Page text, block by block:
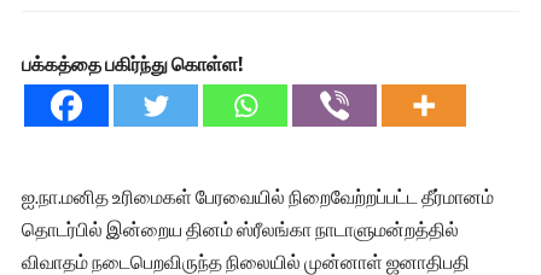
பக்கத்தை பகிர்ந்து கொள்ள!
ஐ.நா.மனித உரிமைகள் பேரவையில் நிறைவேற்றப்பட்ட தீர்மானம்
தொடர்பில் இன்றைய தினம் ஸ்ரீலங்கா நாடாளுமன்றத்தில்
விவாதம் நடைபெறவிருந்த நிலையில் முன்னாள் ஜனாதிபதி